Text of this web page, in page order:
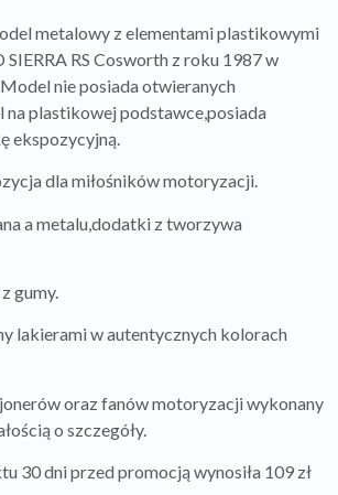
metalowy z elementami plastikowymi
SIERRA RS Cosworth z roku 1987 w
nie posiada otwieranych
plastikowej podstawce,posiada
ekspozycyjną.
dla miłośników motoryzacji.
a metalu,dodatki z tworzywa
gumy.
lakierami w autentycznych kolorach
oraz fanów motoryzacji wykonany
o szczegóły.
30 dni przed promocją wynosiła 109 zł